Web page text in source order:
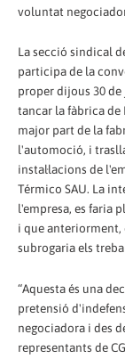
voluntat
La secció sindical
participa de la
proper dijous 30
tancar la fàbrica
major part de la
l'automoció, i
instal·lacions de
Térmico SAU. La
l'empresa, es faria
i que anteriorment,
subrogaria els
“Aquesta és una
pretensió
negociadora i des
representants de